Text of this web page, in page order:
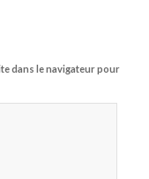
dans le navigateur pour